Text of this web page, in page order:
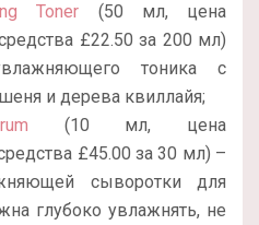
Toner (50 мл, цена
£22.50 за 200 мл)
тоника с
и дерева квиллайя;
(10 мл, цена
£45.00 за 30 мл) –
сыворотки для
глубоко увлажнять, не